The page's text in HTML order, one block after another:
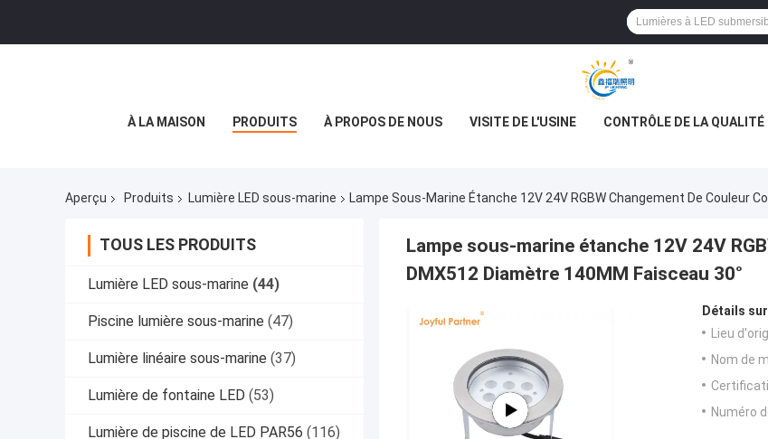
À LA MAISON PRODUITS À PROPOS DE NOUS VISITE DE L'USINE CONTRÔLE DE LA QUALITÉ
Aperçu Produits Lumière LED sous-marine Lampe Sous-Marine Étanche 12V 24V RGBW Changement De Couleur
TOUS LES PRODUITS
Lumière LED sous-marine (44)
Piscine lumière sous-marine (47)
Lumière linéaire sous-marine (37)
Lumière de fontaine LED (53)
Lumière de piscine de LED PAR56 (116)
Lampe sous-marine étanche 12V 24V
DMX512 Diamètre 140MM Faisceau 30°
Détails
Lieu
Nom de
Numéro